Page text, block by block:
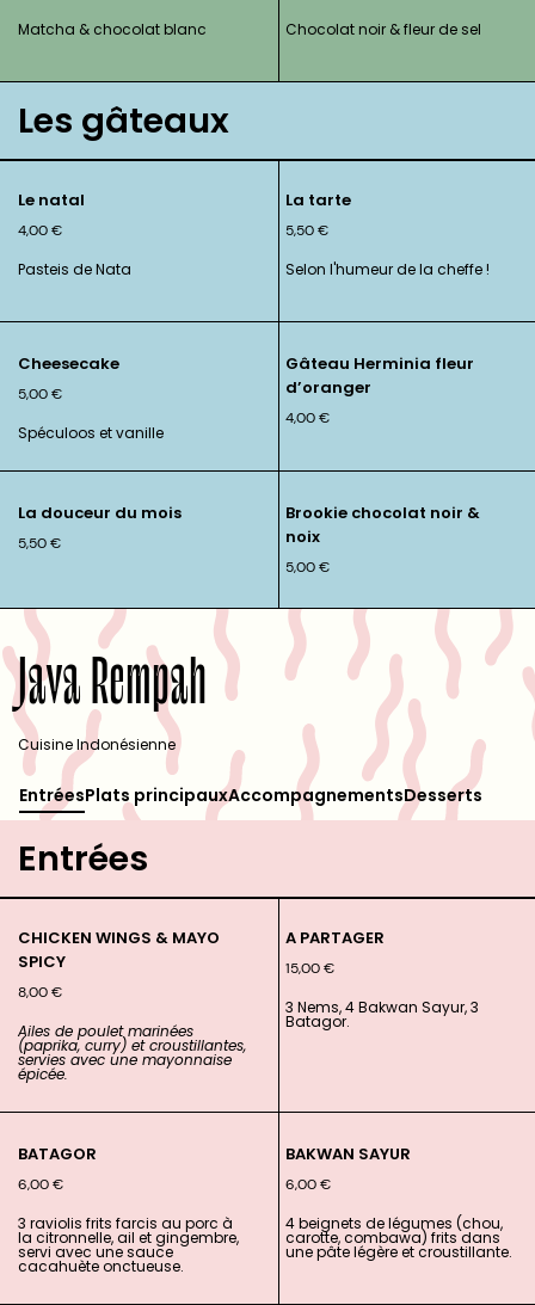
Matcha & chocolat blanc Chocolat noir & fleur de sel
Les gâteaux
Le natal
4,00€
Pasteis de Nata
La tarte
5,50€
Selon l'humeur de la cheffe !
Cheesecake
5,00€
Spéculoos et vanille
Gâteau Herminia fleur
d’oranger
4,00€
La douceur du mois
5,50€
Brookie chocolat noir &
noix
5,00€
Java Rempah
Cuisine Indonésienne
EntréesPlats principauxAccompagnementsDesserts
Entrées
CHICKEN WINGS & MAYO
SPICY
8,00€
Ailes de poulet marinées
(paprika, curry) et croustillantes,
servies avec une mayonnaise
épicée.
A PARTAGER
15,00€
3 Nems, 4 Bakwan Sayur, 3
Batagor.
BATAGOR
6,00€
3 raviolis frits farcis au porc à
la citronnelle, ail et gingembre,
servi avec une sauce
cacahuète onctueuse.
BAKWAN SAYUR
6,00€
4 beignets de légumes (chou,
carotte, combawa) frits dans
une pâte légère et croustillante.